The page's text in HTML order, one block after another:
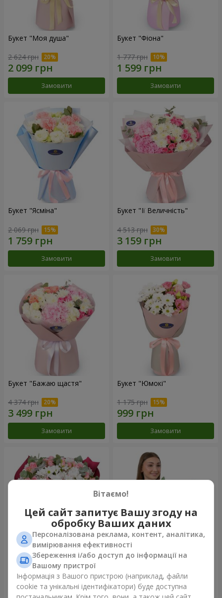
Букет "Моя душа"
2 624 грн
Замовити
Букет "Фіона"
1 777 грн
Замовити
Букет "Ясміна"
2 069 грн
Замовити
Букет "Її Величність"
4 513 грн
Замовити
Букет "Бажаю щастя"
4 374 грн
Замовити
Букет "Юмокі"
1 175 грн
Замовити
Букет "Чарівність ніжності"
3 449 грн
Композиція "Білосніжна
гармонія"
3 012 грн
Вітаємо!
Цей сайт запитує Вашу згоду на
обробку Ваших даних
Персоналізована реклама, контент, аналітика,
вимірювання ефективності
Збереження і/або доступ до інформації на
Вашому пристрої
Інформація з Вашого пристрою (наприклад, файли
cookie та унікальні ідентифікатори) буде доступна